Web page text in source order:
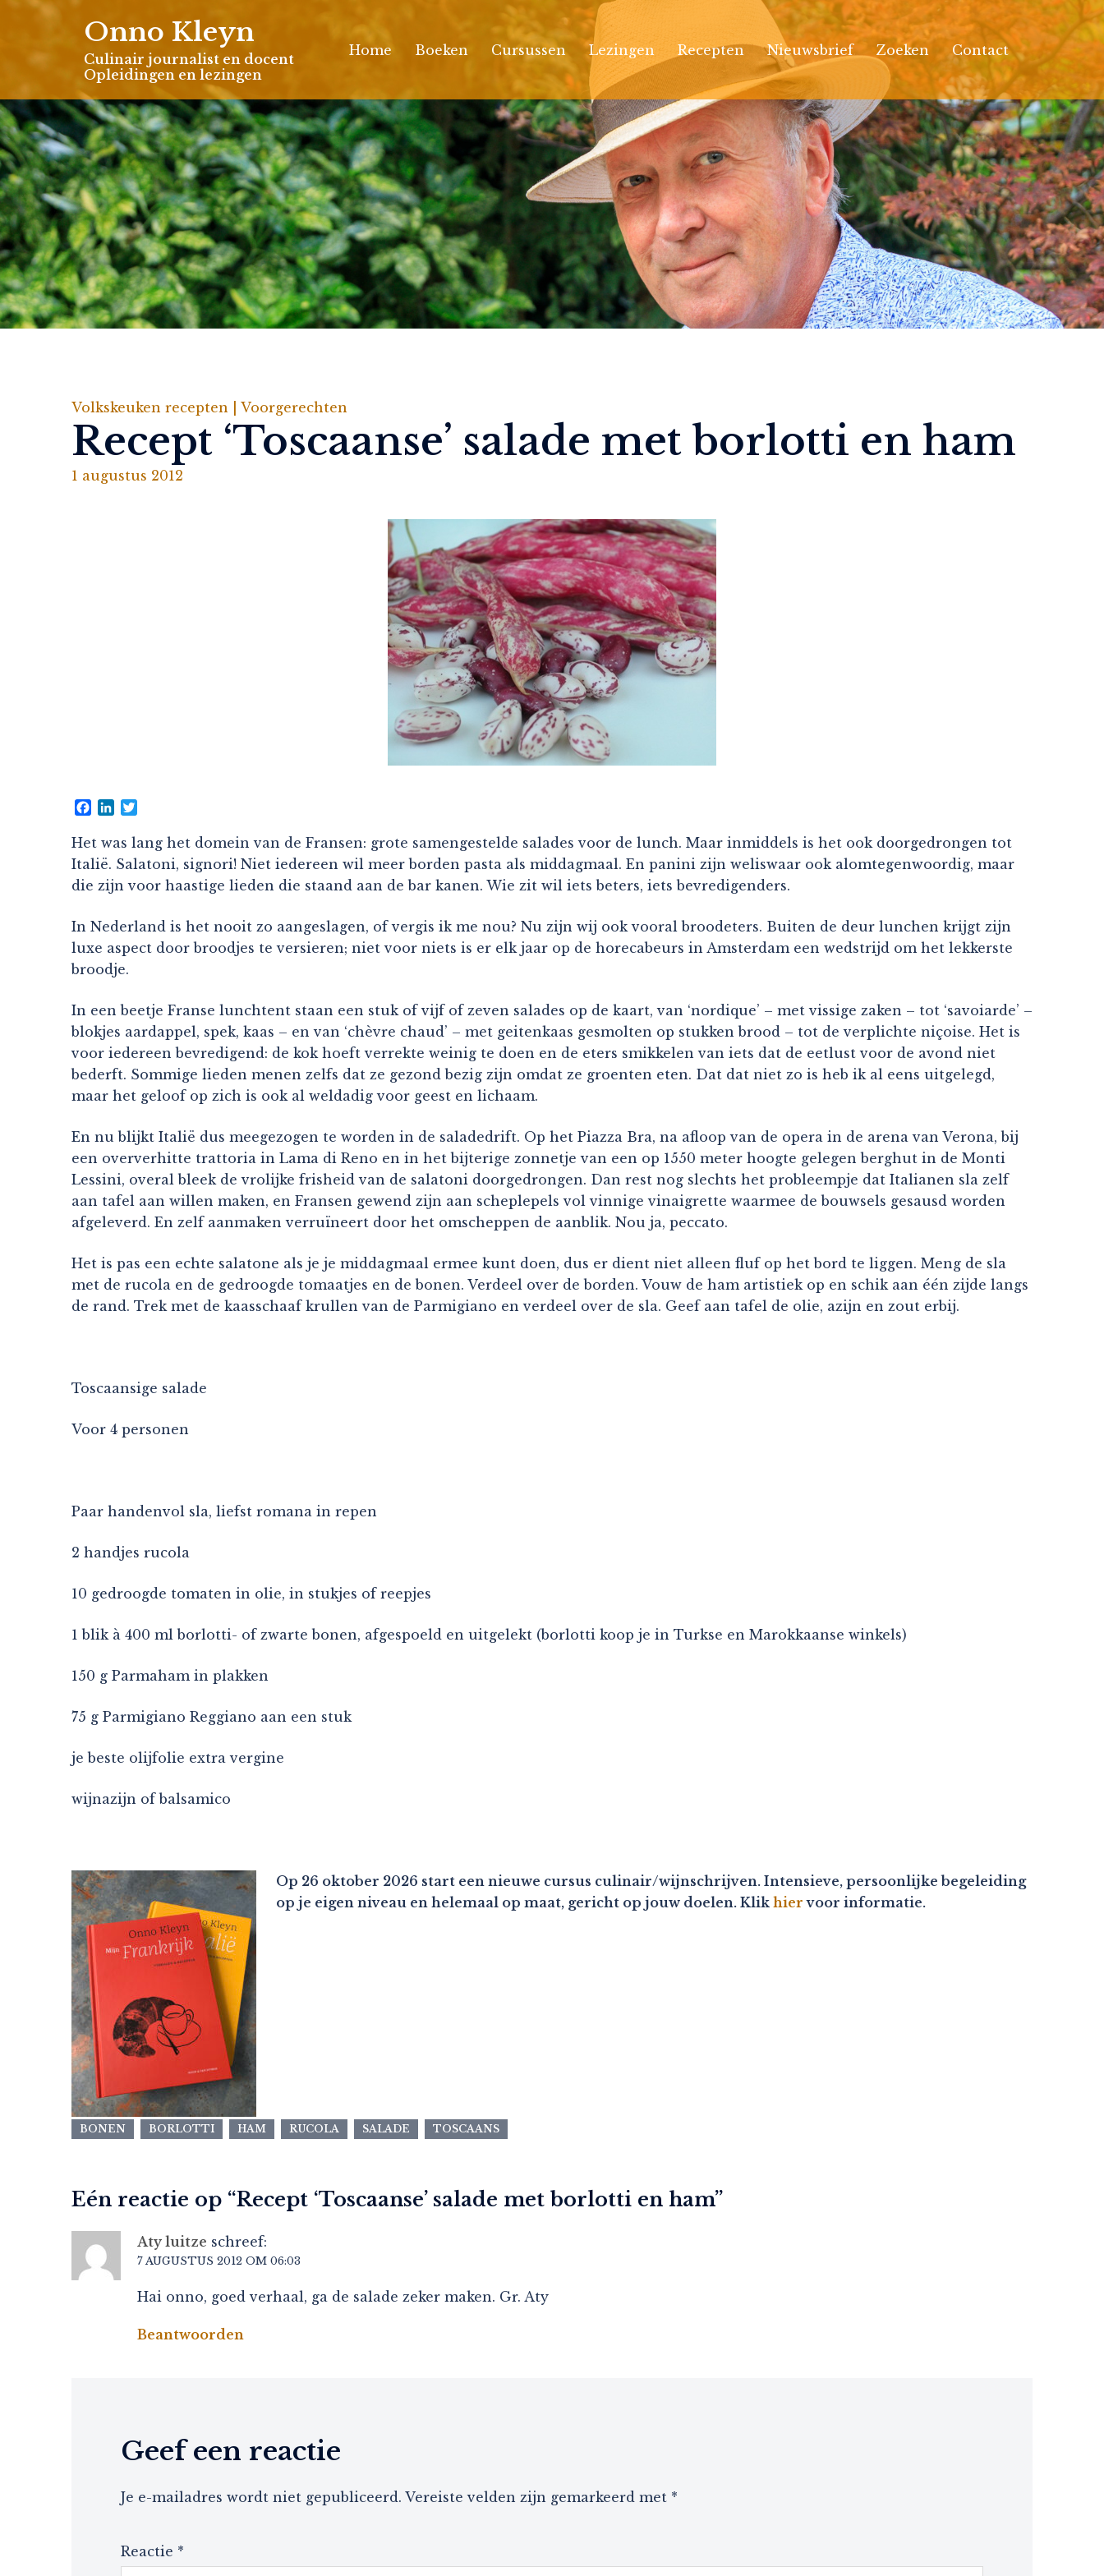
Skip
content
Onno Kleyn
Culinair journalist en docent
Opleidingen en lezingen
Home Boeken Cursussen Lezingen Recepten Nieuwsbrief Zoeken Contact
Volkskeuken recepten | Voorgerechten
Recept ‘Toscaanse’ salade met borlotti en ham
1 augustus 2012
Facebook
LinkedIn
Het was lang het domein van de Fransen: grote samengestelde salades voor de lunch. Maar inmiddels is het ook doorgedrongen tot
Italië. Salatoni, signori! Niet iedereen wil meer borden pasta als middagmaal. En panini zijn weliswaar ook alomtegenwoordig, maar
die zijn voor haastige lieden die staand aan de bar kanen. Wie zit wil iets beters, iets bevredigenders.
In Nederland is het nooit zo aangeslagen, of vergis ik me nou? Nu zijn wij ook vooral broodeters. Buiten de deur lunchen krijgt zijn
luxe aspect door broodjes te versieren; niet voor niets is er elk jaar op de horecabeurs in Amsterdam een wedstrijd om het lekkerste
broodje.
In een beetje Franse lunchtent staan een stuk of vijf of zeven salades op de kaart, van ‘nordique’ – met vissige zaken – tot ‘savoiarde’ –
blokjes aardappel, spek, kaas – en van ‘chèvre chaud’ – met geitenkaas gesmolten op stukken brood – tot de verplichte niçoise. Het is
voor iedereen bevredigend: de kok hoeft verrekte weinig te doen en de eters smikkelen van iets dat de eetlust voor de avond niet
bederft. Sommige lieden menen zelfs dat ze gezond bezig zijn omdat ze groenten eten. Dat dat niet zo is heb ik al eens uitgelegd,
maar het geloof op zich is ook al weldadig voor geest en lichaam.
En nu blijkt Italië dus meegezogen te worden in de saladedrift. Op het Piazza Bra, na afloop van de opera in de arena van Verona, bij
een oververhitte trattoria in Lama di Reno en in het bijterige zonnetje van een op 1550 meter hoogte gelegen berghut in de Monti
Lessini, overal bleek de vrolijke frisheid van de salatoni doorgedrongen. Dan rest nog slechts het probleempje dat Italianen sla zelf
aan tafel aan willen maken, en Fransen gewend zijn aan scheplepels vol vinnige vinaigrette waarmee de bouwsels gesausd worden
afgeleverd. En zelf aanmaken verruïneert door het omscheppen de aanblik. Nou ja, peccato.
Het is pas een echte salatone als je je middagmaal ermee kunt doen, dus er dient niet alleen fluf op het bord te liggen. Meng de sla
met de rucola en de gedroogde tomaatjes en de bonen. Verdeel over de borden. Vouw de ham artistiek op en schik aan één zijde langs
de rand. Trek met de kaasschaaf krullen van de Parmigiano en verdeel over de sla. Geef aan tafel de olie, azijn en zout erbij.
Toscaansige salade
Voor 4 personen
Paar handenvol sla, liefst romana in repen
2 handjes rucola
10 gedroogde tomaten in olie, in stukjes of reepjes
1 blik à 400 ml borlotti- of zwarte bonen, afgespoeld en uitgelekt (borlotti koop je in Turkse en Marokkaanse winkels)
150 g Parmaham in plakken
75 g Parmigiano Reggiano aan een stuk
je beste olijfolie extra vergine
wijnazijn of balsamico
Op 26 oktober 2026 start een nieuwe cursus culinair/wijnschrijven. Intensieve, persoonlijke begeleiding
op je eigen niveau en helemaal op maat, gericht op jouw doelen. Klik hier voor informatie.
BONEN BORLOTTI HAM RUCOLA SALADE TOSCAANS
Eén reactie op “Recept ‘Toscaanse’ salade met borlotti en ham”
Aty luitze schreef:
7 AUGUSTUS 2012 OM 06:03
Hai onno, goed verhaal, ga de salade zeker maken. Gr. Aty
Beantwoorden
Geef een reactie
Je e-mailadres wordt niet gepubliceerd. Vereiste velden zijn gemarkeerd met *
Reactie *